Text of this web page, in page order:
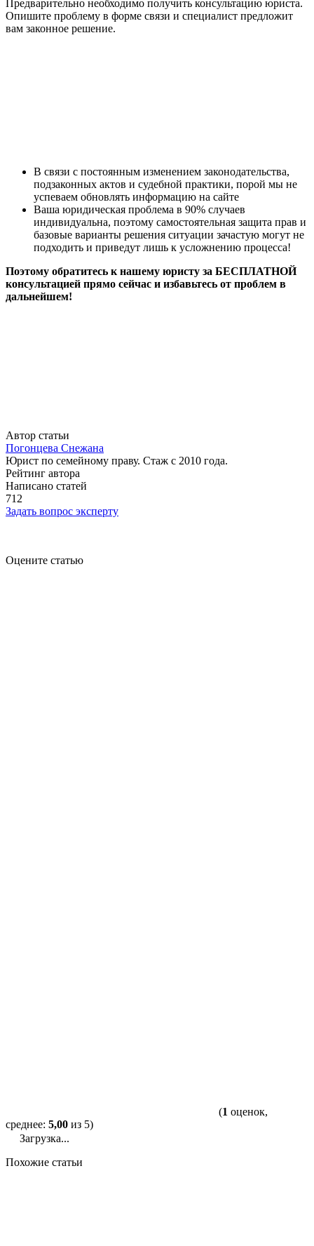
Предварительно необходимо получить консультацию юриста.
Опишите проблему в форме связи и специалист предложит
вам законное решение.
В связи с постоянным изменением законодательства,
подзаконных актов и судебной практики, порой мы не
успеваем обновлять информацию на сайте
Ваша юридическая проблема в 90% случаев
индивидуальна, поэтому самостоятельная защита прав и
базовые варианты решения ситуации зачастую могут не
подходить и приведут лишь к усложнению процесса!
Поэтому обратитесь к нашему юристу за БЕСПЛАТНОЙ
консультацией прямо сейчас и избавьтесь от проблем в
дальнейшем!
Автор статьи
Погонцева Снежана
Юрист по семейному праву. Стаж с 2010 года.
Рейтинг автора
Написано статей
712
Задать вопрос эксперту
Оцените статью
(1 оценок,
среднее: 5,00 из 5)
Загрузка...
Похожие статьи